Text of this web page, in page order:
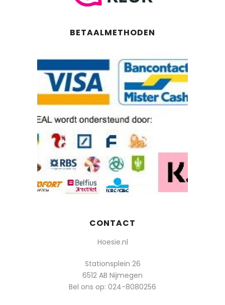
BETAALMETHODEN
CONTACT
Hoesie.nl
Stationsplein 26
6512 AB Nijmegen
Bel ons op: 024-8080256